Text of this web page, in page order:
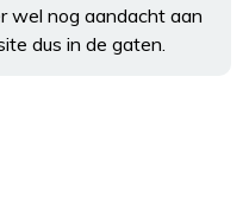
wel nog aandacht aan
dus in de gaten.